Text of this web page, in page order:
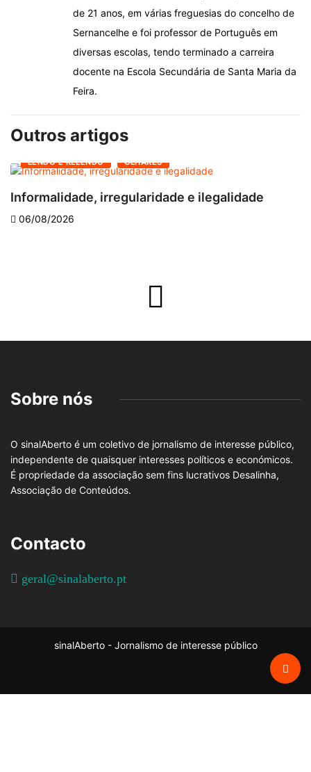
de 21 anos, em várias freguesias do concelho de
Sernancelhe e foi professor de Português em
diversas escolas, tendo terminado a carreira
docente na Escola Secundária de Santa Maria da
Feira.
Outros artigos
LENDO E RELENDO OLHARES
Informalidade, irregularidade e ilegalidade
06/08/2026
Sobre nós
O sinalAberto é um coletivo de jornalismo de interesse público,
independente de quaisquer interesses políticos e económicos.
É propriedade da associação sem fins lucrativos Desalinha,
Associação de Conteúdos.
Contacto
geral@sinalaberto.pt
sinalAberto - Jornalismo de interesse público